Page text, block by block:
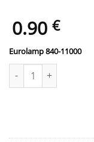
0.90 €
Eurolamp 840-11000
ΚΛΕΜΑ